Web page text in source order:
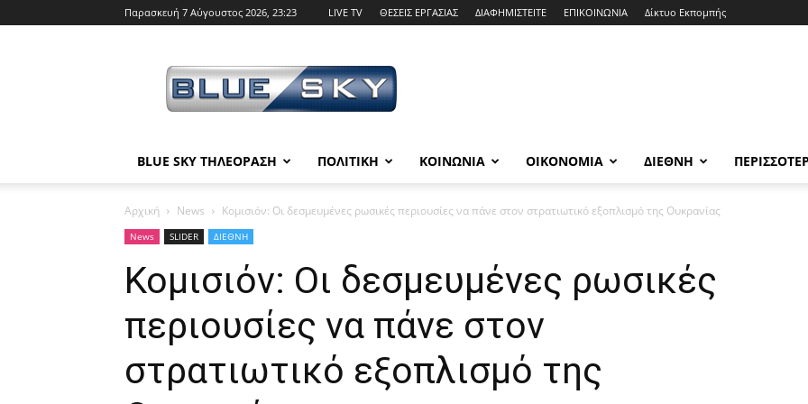
Παρασκευή 7 Αύγουστος 2026, 23:23 LIVE TV ΘΕΣΕΙΣ ΕΡΓΑΣΙΑΣ ΔΙΑΦΗΜΙΣΤΕΙΤΕ ΕΠΙΚΟΙΝΩΝΙΑ Δίκτυο Εκπομπής
SKY
BLUE SKY ΤΗΛΕΟΡΑΣΗ ΠΟΛΙΤΙΚΗ ΚΟΙΝΩΝΙΑ ΟΙΚΟΝΟΜΙΑ ΔΙΕΘΝΗ
Αρχική News Κομισιόν: Οι δεσμευμένες ρωσικές περιουσίες να πάνε στον στρατιωτικό εξοπλισμό της Ουκρανίας
News SLIDER ΔΙΕΘΝΗ
Κομισιόν: Οι δεσμευμένες ρωσικές
περιουσίες να πάνε στον
στρατιωτικό εξοπλισμό της